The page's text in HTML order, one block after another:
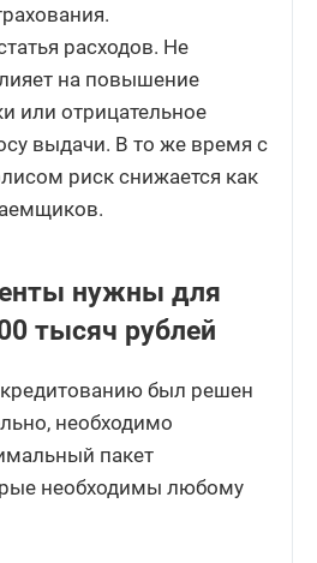
расходов. Не
на повышение
или отрицательное
выдачи. В то же время с
риск снижается как
нужны для
тысяч рублей
был решен
необходимо
пакет
необходимы любому